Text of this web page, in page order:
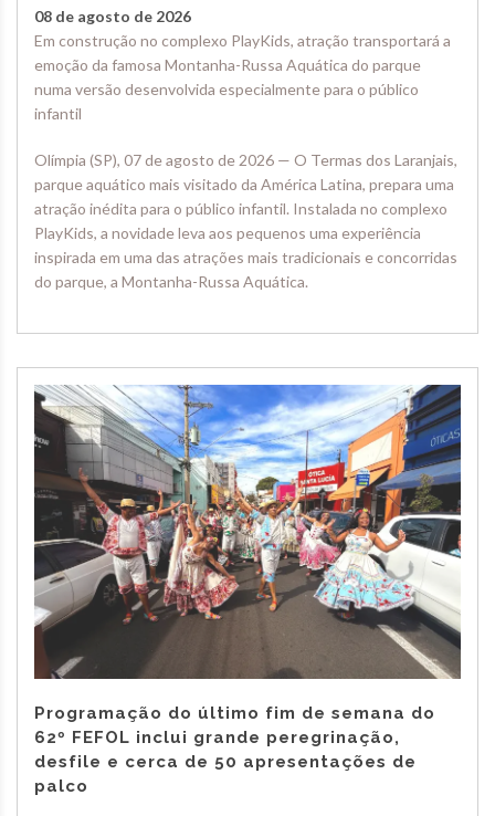
08 de agosto de 2026
Em construção no complexo PlayKids, atração transportará a
emoção da famosa Montanha-Russa Aquática do parque
numa versão desenvolvida especialmente para o público
infantil
Olímpia (SP), 07 de agosto de 2026 — O Termas dos Laranjais,
parque aquático mais visitado da América Latina, prepara uma
atração inédita para o público infantil. Instalada no complexo
PlayKids, a novidade leva aos pequenos uma experiência
inspirada em uma das atrações mais tradicionais e concorridas
do parque, a Montanha-Russa Aquática.
Programação do último fim de semana do
62º FEFOL inclui grande peregrinação,
desfile e cerca de 50 apresentações de
palco